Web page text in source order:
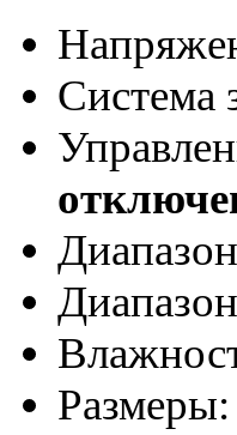
Система
Размеры: